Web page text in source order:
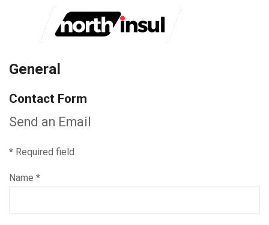
General
Contact Form
Send an Email
* Required field
Name *